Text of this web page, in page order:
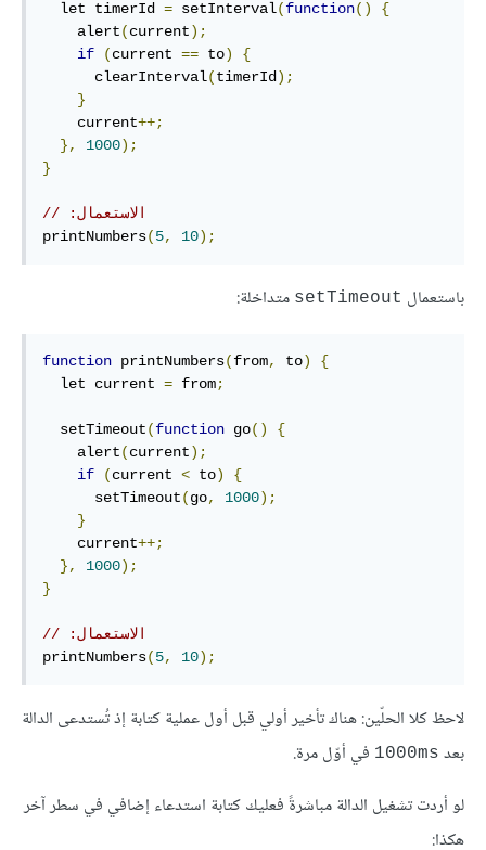
  let timerId
= setInterval(function()
{
    alert
(current);
if
(current == to)
{
      clearInterval
(timerId );
}
    current
++;
},
1000);
}
// ‫الاستعمال:
printNumbers(5, 10);
باستعمال ‎setTimeout‎ متداخلة:
function printNumbers(from, to)
{
  let current
= from;
  setTimeout
(function go()
{
    alert
(current);
if
(current < to)
{
      setTimeout
(go, 1000);
}
    current
++;
},
1000);
}
// ‫الاستعمال:
printNumbers(5, 10);
لاحظ كلا الحلّين: هناك تأخير أولي قبل أول عملية كتابة إذ تُستدعى الدالة
بعد ‎1000ms‎ في أوّل مرة.
لو أردت تشغيل الدالة مباشرةً فعليك كتابة استدعاء إضافي في سطر آخر
هكذا: